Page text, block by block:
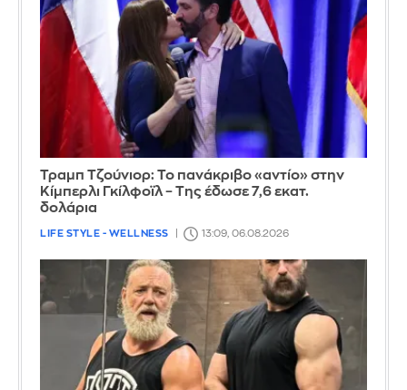
Τραμπ Τζούνιορ: Το πανάκριβο «αντίο» στην
Κίμπερλι Γκίλφοϊλ – Της έδωσε 7,6 εκατ.
δολάρια
LIFE STYLE - WELLNESS 13:09, 06.08.2026